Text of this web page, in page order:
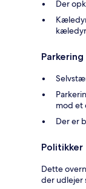
Der
Parkering
mod et
Der er
Politikker
Dette
der udlejer